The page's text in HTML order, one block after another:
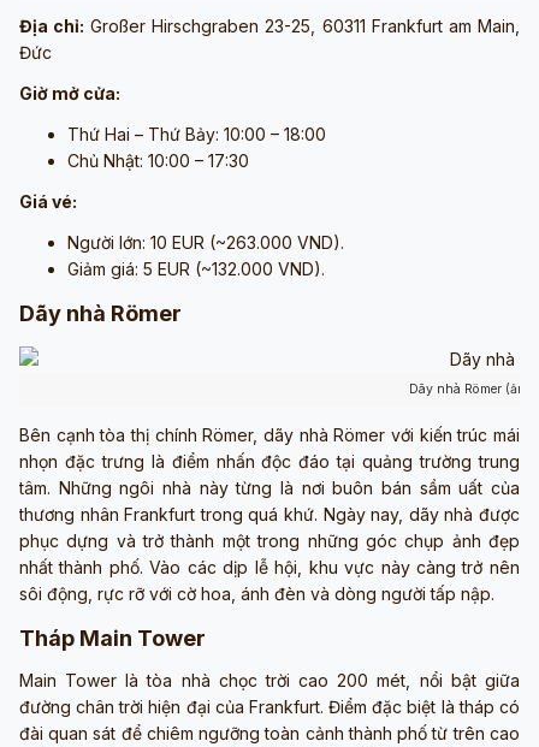
Địa chỉ: Großer Hirschgraben 23-25, 60311 Frankfurt am Main,
Đức
Giờ mở cửa:
Thứ Hai – Thứ Bảy: 10:00 – 18:00
Chủ Nhật: 10:00 – 17:30
Giá vé:
Người lớn: 10 EUR (~263.000 VND).
Giảm giá: 5 EUR (~132.000 VND).
Dãy nhà Römer
Dãy nhà Römer
Bên cạnh tòa thị chính Römer, dãy nhà Römer với kiến trúc mái
nhọn đặc trưng là điểm nhấn độc đáo tại quảng trường trung
tâm. Những ngôi nhà này từng là nơi buôn bán sầm uất của
thương nhân Frankfurt trong quá khứ. Ngày nay, dãy nhà được
phục dựng và trở thành một trong những góc chụp ảnh đẹp
nhất thành phố. Vào các dịp lễ hội, khu vực này càng trở nên
sôi động, rực rỡ với cờ hoa, ánh đèn và dòng người tấp nập.
Tháp Main Tower
Main Tower là tòa nhà chọc trời cao 200 mét, nổi bật giữa
đường chân trời hiện đại của Frankfurt. Điểm đặc biệt là tháp có
đài quan sát để chiêm ngưỡng toàn cảnh thành phố từ trên cao